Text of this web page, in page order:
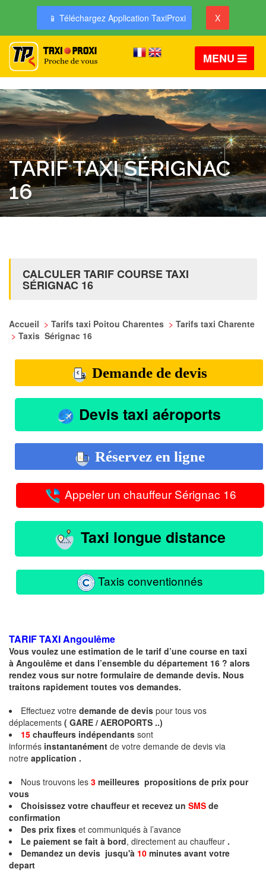
📱 Téléchargez Application TaxiProxi X
MENU
TARIF TAXI SÉRIGNAC
16
CALCULER TARIF COURSE TAXI
SÉRIGNAC 16
Accueil > Tarifs taxi Poitou Charentes > Tarifs taxi Charente
> Taxis Sérignac 16
Demande de devis
Devis taxi aéroports
Réservez en ligne
Appeler un chauffeur Sérignac 16
Taxi longue distance
Taxis conventionnés
TARIF TAXIAngoulême
Vous voulez une estimation de le tarif d’une course en taxi
à Angoulême et dans l’ensemble du département 16 ? alors
rendez vous sur notre formulaire de demande devis. Nous
traitons rapidement toutes vos demandes.
Effectuez votre demande de devis pour tous vos
déplacements ( GARE / AEROPORTS ..)
15 chauffeurs indépendants sont
informés instantanément de votre demande de devis via
notre application .
Nous trouvons les 3 meilleures propositions de prix pour
vous
Choisissez votre chauffeur et recevez un SMS de
confirmation
Des prix fixes et communiqués à l’avance
Le paiement se fait à bord, directement au chauffeur .
Demandez un devis jusqu'à 10 minutes avant votre
depart